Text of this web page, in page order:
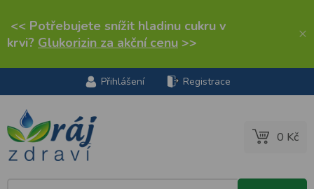
<< Potřebujete snížit hladinu cukru v
krvi? Glukorizin za akční cenu >> ×
Přihlášení Registrace
0 Kč